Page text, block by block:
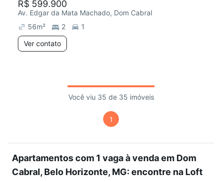
R$ 599.900
Av. Edgar da Mata Machado, Dom Cabral
56m² 2
1
Ver contato
Você viu 35 de 35 imóveis
1
Apartamentos com 1 vaga à venda em Dom
Cabral, Belo Horizonte, MG: encontre na Loft